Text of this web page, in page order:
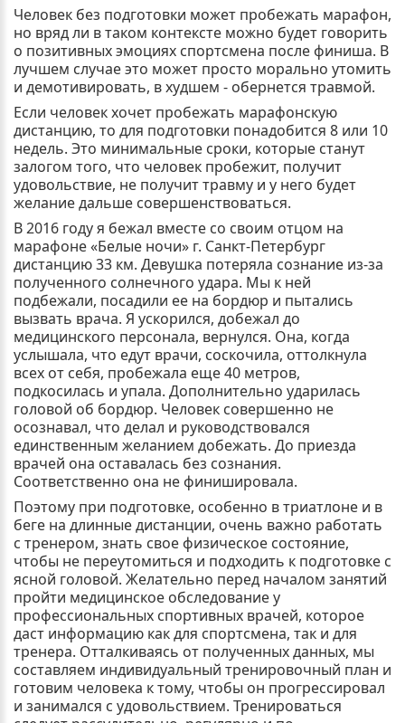
Человек без подготовки может пробежать марафон,
но вряд ли в таком контексте можно будет говорить
о позитивных эмоциях спортсмена после финиша. В
лучшем случае это может просто морально утомить
и демотивировать, в худшем - обернется травмой.
Если человек хочет пробежать марафонскую
дистанцию, то для подготовки понадобится 8 или 10
недель. Это минимальные сроки, которые станут
залогом того, что человек пробежит, получит
удовольствие, не получит травму и у него будет
желание дальше совершенствоваться.
В 2016 году я бежал вместе со своим отцом на
марафоне «Белые ночи» г. Санкт-Петербург
дистанцию 33 км. Девушка потеряла сознание из-за
полученного солнечного удара. Мы к ней
подбежали, посадили ее на бордюр и пытались
вызвать врача. Я ускорился, добежал до
медицинского персонала, вернулся. Она, когда
услышала, что едут врачи, соскочила, оттолкнула
всех от себя, пробежала еще 40 метров,
подкосилась и упала. Дополнительно ударилась
головой об бордюр. Человек совершенно не
осознавал, что делал и руководствовался
единственным желанием добежать. До приезда
врачей она оставалась без сознания.
Соответственно она не финишировала.
Поэтому при подготовке, особенно в триатлоне и в
беге на длинные дистанции, очень важно работать
с тренером, знать свое физическое состояние,
чтобы не переутомиться и подходить к подготовке с
ясной головой. Желательно перед началом занятий
пройти медицинское обследование у
профессиональных спортивных врачей, которое
даст информацию как для спортсмена, так и для
тренера. Отталкиваясь от полученных данных, мы
составляем индивидуальный тренировочный план и
готовим человека к тому, чтобы он прогрессировал
и занимался с удовольствием. Тренироваться